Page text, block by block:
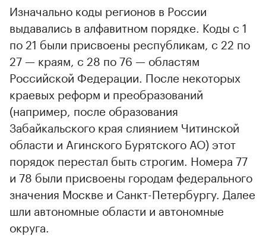
Изначально коды регионов в России
выдавались в алфавитном порядке. Коды с 1
по 21 были присвоены республикам, с 22 по
27 — краям, с 28 по 76 — областям
Российской Федерации. После некоторых
краевых реформ и преобразований
(например, после образования
Забайкальского края слиянием Читинской
области и Агинского Бурятского АО) этот
порядок перестал быть строгим. Номера 77
и 78 были присвоены городам федерального
значения Москве и Санкт-Петербургу. Далее
шли автономные области и автономные
округа.